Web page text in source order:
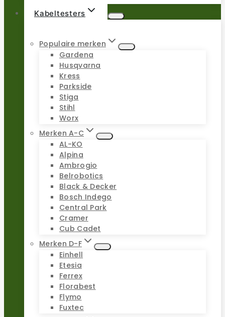
Kabeltesters
Populaire merken
Gardena
Husqvarna
Kress
Parkside
Stiga
Stihl
Worx
Merken A-C
AL-KO
Alpina
Ambrogio
Belrobotics
Black & Decker
Bosch Indego
Central Park
Cramer
Cub Cadet
Merken D-F
Einhell
Etesia
Ferrex
Florabest
Flymo
Fuxtec